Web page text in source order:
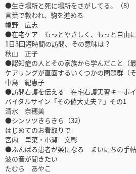
●生き場所と死に場所をさがしてる。（8）
言葉で救われ、駒を進める
幡野 広志
●在宅ケア もっとやさしく、もっと自由に
1日3回短時間の訪問、その意味は？
秋山 正子
●認知症の人とその家族から学んだこと（最
ケアリングが直面するいくつかの問題群（そ
中島 紀惠子
●訪問看護を伝える 在宅看護実習キーポイ
バイタルサイン「その値大丈夫？」その1
清水 奈穂美
●シンソツきらきら（32）
はじめてのお看取りで
宮内 里菜・小瀬 文彰
●ふんばる患者が楽になる まいにちの手帖
波の音が聞きたい
たむら あやこ